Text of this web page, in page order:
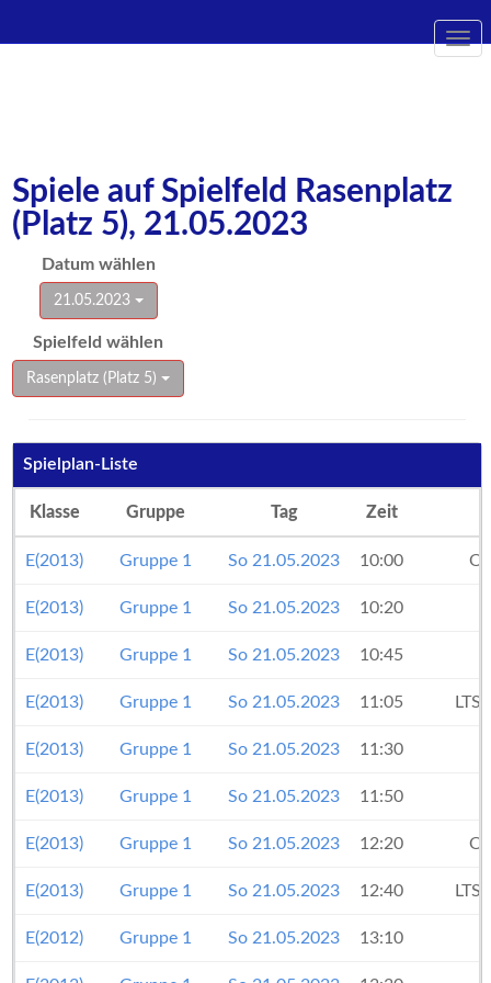
Spiele auf Spielfeld Rasenplatz
(Platz 5), 21.05.2023
Datum wählen
21.05.2023
Spielfeld wählen
Rasenplatz (Platz 5)
Spielplan-Liste
Klasse Gruppe Tag Zeit
E(2013) Gruppe 1 So 21.05.2023 10:00
E(2013) Gruppe 1 So 21.05.2023 10:20
E(2013) Gruppe 1 So 21.05.2023 10:45
E(2013) Gruppe 1 So 21.05.2023 11:05
E(2013) Gruppe 1 So 21.05.2023 11:30
E(2013) Gruppe 1 So 21.05.2023 11:50
E(2013) Gruppe 1 So 21.05.2023 12:20
E(2013) Gruppe 1 So 21.05.2023 12:40
E(2012) Gruppe 1 So 21.05.2023 13:10